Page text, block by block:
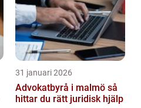
31 januari 2026
Advokatbyrå i malmö så
hittar du rätt juridisk hjälp